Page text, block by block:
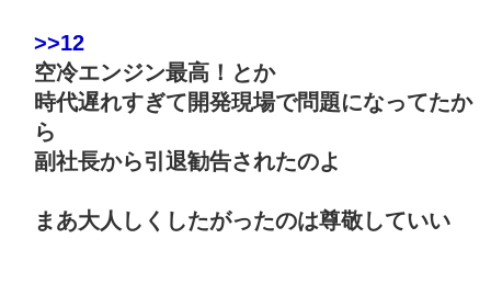
>>12
空冷エンジン最高！とか
時代遅れすぎて開発現場で問題になってたか
ら
副社長から引退勧告されたのよ
まあ大人しくしたがったのは尊敬していい